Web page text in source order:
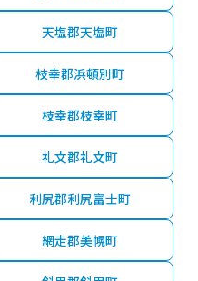
天塩郡天塩町
枝幸郡浜頓別町
枝幸郡枝幸町
礼文郡礼文町
利尻郡利尻富士町
網走郡美幌町